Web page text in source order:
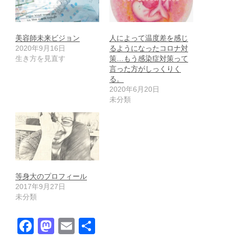
美容師未来ビジョン
2020年9月16日
生き方を見直す
人によって温度差を感じ
るようになったコロナ対
策…もう感染症対策って
言った方がしっくりく
る。
2020年6月20日
未分類
等身大のプロフィール
2017年9月27日
未分類
F
M
E